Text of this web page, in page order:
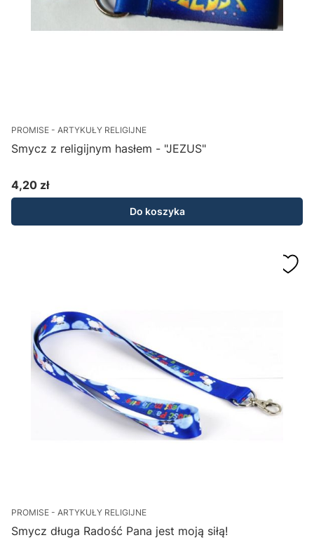
PROMISE - ARTYKUŁY RELIGIJNE
Smycz z religijnym hasłem - "JEZUS"
Cena
4,20 zł
Do koszyka
PROMISE - ARTYKUŁY RELIGIJNE
Smycz długa Radość Pana jest moją siłą!